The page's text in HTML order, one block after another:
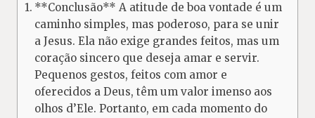
**Conclusão** A atitude de boa vontade é um
caminho simples, mas poderoso, para se unir
a Jesus. Ela não exige grandes feitos, mas um
coração sincero que deseja amar e servir.
Pequenos gestos, feitos com amor e
oferecidos a Deus, têm um valor imenso aos
olhos d’Ele. Portanto, em cada momento do